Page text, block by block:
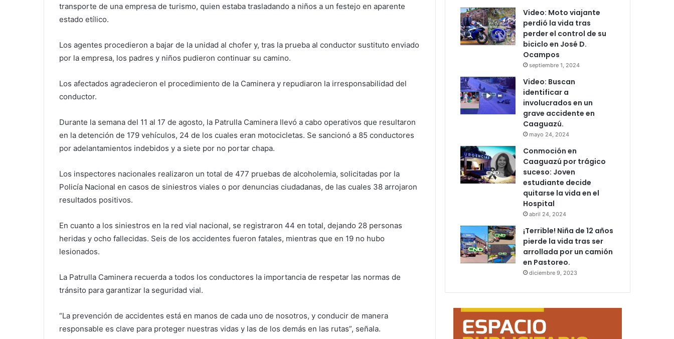
transporte de una empresa de turismo, quien estaba trasladando a niños a un festejo en aparente
estado etílico.
Los agentes procedieron a bajar de la unidad al chofer y, tras la prueba al conductor sustituto enviado
por la empresa, los padres y niños pudieron continuar su camino.
Los afectados agradecieron el procedimiento de la Caminera y repudiaron la irresponsabilidad del
conductor.
Durante la semana del 11 al 17 de agosto, la Patrulla Caminera llevó a cabo operativos que resultaron
en la detención de 179 vehículos, 24 de los cuales eran motocicletas. Se sancionó a 85 conductores
por adelantamientos indebidos y a siete por no portar chapa.
Los inspectores nacionales realizaron un total de 477 pruebas de alcoholemia, solicitadas por la
Policía Nacional en casos de siniestros viales o por denuncias ciudadanas, de las cuales 38 arrojaron
resultados positivos.
En cuanto a los siniestros en la red vial nacional, se registraron 44 en total, dejando 28 personas
heridas y ocho fallecidas. Seis de los accidentes fueron fatales, mientras que en 19 no hubo
lesionados.
La Patrulla Caminera recuerda a todos los conductores la importancia de respetar las normas de
tránsito para garantizar la seguridad vial.
“La prevención de accidentes está en manos de cada uno de nosotros, y conducir de manera
responsable es clave para proteger nuestras vidas y las de los demás en las rutas”, señala.
Video: Moto viajante
perdió la vida tras
perder el control de su
biciclo en José D.
Ocampos
septiembre 1, 2024
Video: Buscan
identificar a
involucrados en un
grave accidente en
Caaguazú.
mayo 24, 2024
Conmoción en
Caaguazú por trágico
suceso: Joven
estudiante decide
quitarse la vida en el
Hospital
abril 24, 2024
¡Terrible! Niña de 12 años
pierde la vida tras ser
arrollada por un camión
en Pastoreo.
diciembre 9, 2023